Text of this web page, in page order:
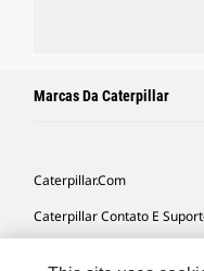
Marcas Da Caterpillar
Caterpillar.com
Caterpillar Contato E